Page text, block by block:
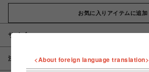
お気に入りアイテムに追加
サイズ
注意事項 <About foreign language translation>